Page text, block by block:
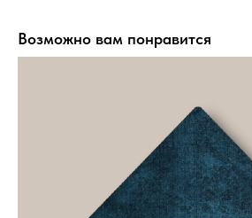
Возможно вам понравится